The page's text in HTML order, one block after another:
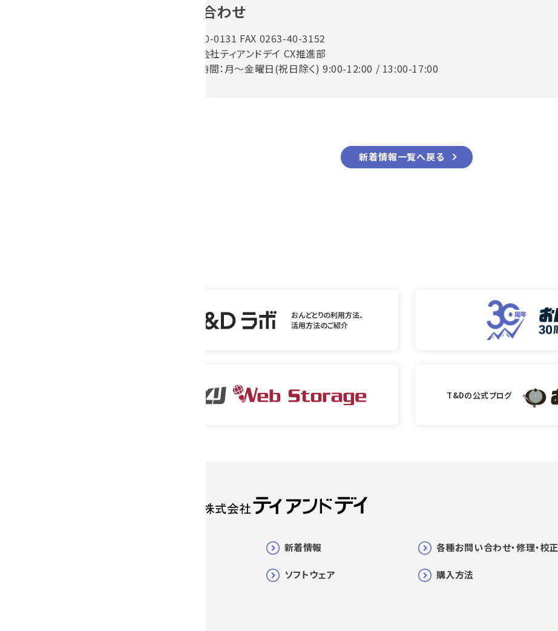
お問い合わせ
TEL 0263-40-0131 FAX 0263-40-3152
【窓口】株式会社ティアンドデイ CX推進部
お電話受付時間：月～金曜日(祝日除く) 9:00-12:00 / 13:00-17:00
新着情報一覧へ戻る
おんどとりの利用方法、
活用方法のご紹介
T&Dの公式ブログ
新着情報
ソフトウェア
各種お問い合わせ・修理・校正
購入方法